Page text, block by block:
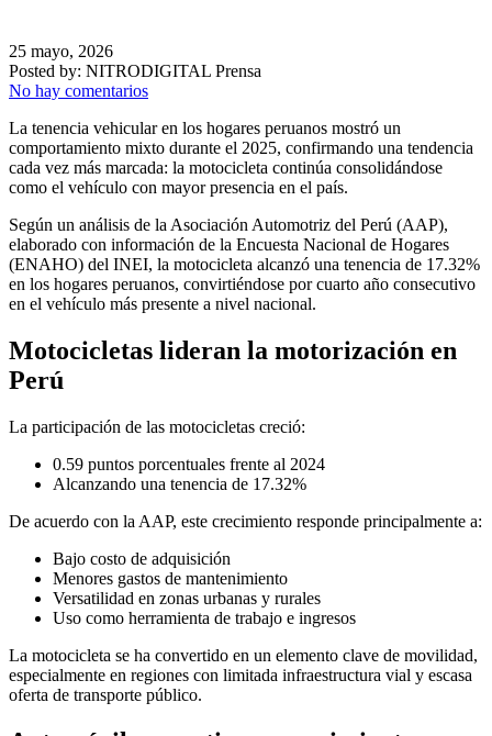
25 mayo, 2026
Posted by: NITRODIGITAL Prensa
No hay comentarios
La tenencia vehicular en los hogares peruanos mostró un
comportamiento mixto durante el 2025, confirmando una tendencia
cada vez más marcada: la motocicleta continúa consolidándose
como el vehículo con mayor presencia en el país.
Según un análisis de la Asociación Automotriz del Perú (AAP),
elaborado con información de la Encuesta Nacional de Hogares
(ENAHO) del INEI, la motocicleta alcanzó una tenencia de 17.32%
en los hogares peruanos, convirtiéndose por cuarto año consecutivo
en el vehículo más presente a nivel nacional.
Motocicletas lideran la motorización en
Perú
La participación de las motocicletas creció:
0.59 puntos porcentuales frente al 2024
Alcanzando una tenencia de 17.32%
De acuerdo con la AAP, este crecimiento responde principalmente a:
Bajo costo de adquisición
Menores gastos de mantenimiento
Versatilidad en zonas urbanas y rurales
Uso como herramienta de trabajo e ingresos
La motocicleta se ha convertido en un elemento clave de movilidad,
especialmente en regiones con limitada infraestructura vial y escasa
oferta de transporte público.